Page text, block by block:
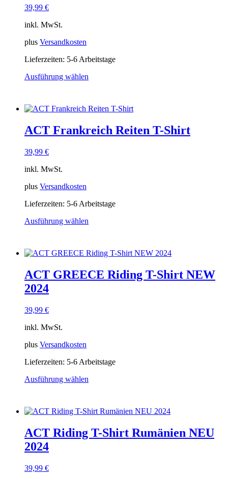
Optionen
können
auf
Produktseite
werden
39,99 €
inkl. MwSt.
plus Versandkosten
Lieferzeiten: 5-6 Arbeitstage
Ausführung wählen
weist
mehrere
auf.
Optionen
können
auf
Produktseite
werden
ACT Frankreich Reiten T-Shirt
39,99 €
inkl. MwSt.
plus Versandkosten
Lieferzeiten: 5-6 Arbeitstage
Ausführung wählen
weist
mehrere
auf.
Die
Optionen
auf
Produktseite
werden
ACT GREECE Riding T-Shirt NEW
2024
39,99 €
inkl. MwSt.
plus Versandkosten
Lieferzeiten: 5-6 Arbeitstage
Ausführung wählen
weist
mehrere
auf.
Die
Optionen
auf
ACT Riding T-Shirt Rumänien NEU
2024
39,99 €